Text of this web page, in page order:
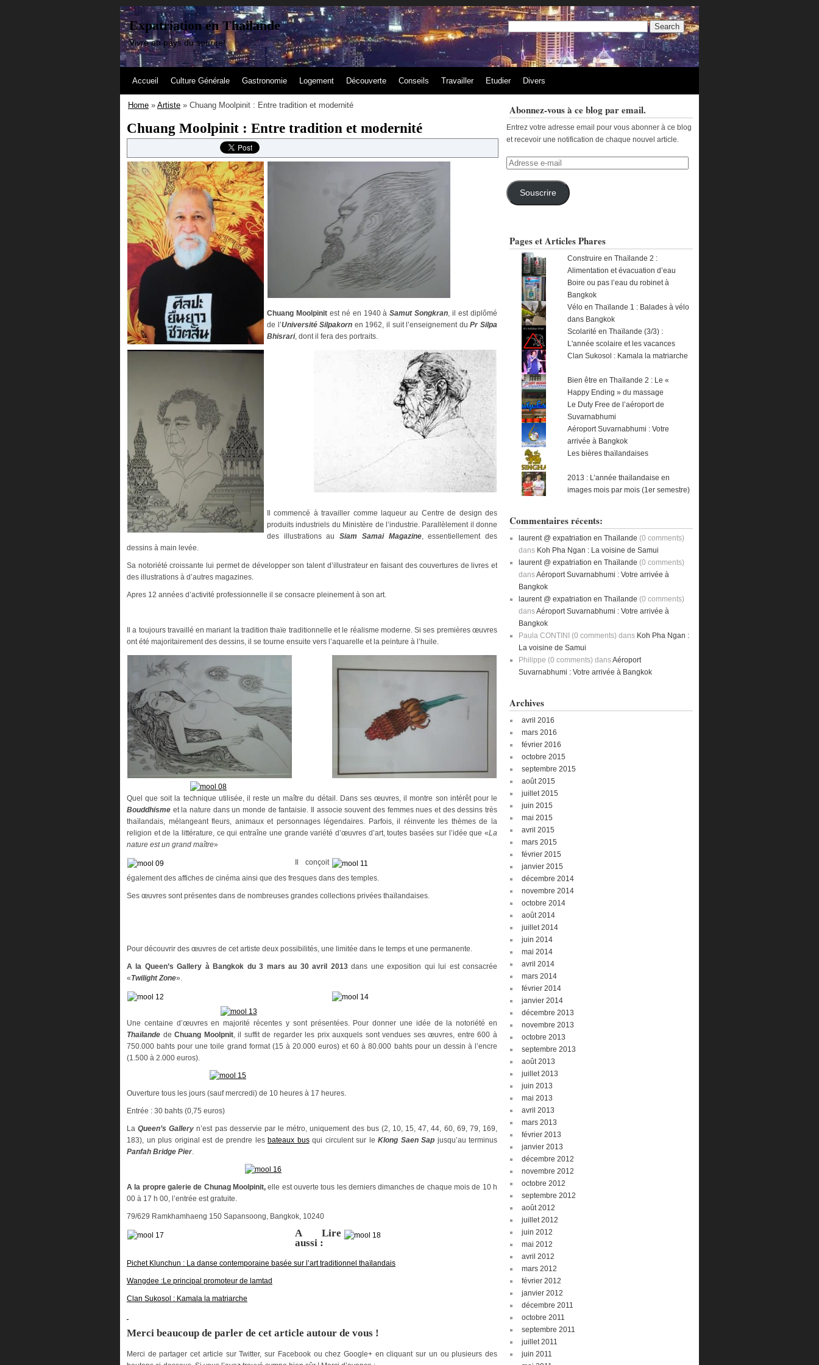
Expatriation en Thailande
Vivre au pays du sourire!
Accueil Culture Générale Gastronomie Logement Découverte Conseils Travailler Etudier Divers
Home » Artiste » Chuang Moolpinit : Entre tradition et modernité
Chuang Moolpinit : Entre tradition et modernité
Chuang Moolpinitest né en 1940 àSamut Songkran, il est diplômé
de l’Université Silpakorn en 1962, il suit l’enseignement duPr Silpa
Bhisrari, dont il fera des portraits.
Il commencé à travailler comme laqueur au Centre de design des
produits industriels du Ministère de l’industrie. Parallèlement il donne
des illustrations auSiam Samai Magazine, essentiellement des
dessins à main levée.
Sa notoriété croissante lui permet de développer son talent d’illustrateur en faisant des couvertures de livres et
des illustrations à d’autres magazines.
Apres 12 années d’activité professionnelle il se consacre pleinement à son art.
Il a toujours travaillé en mariant la tradition thaïe traditionnelle et le réalisme moderne. Si ses premières œuvres
ont été majoritairement des dessins, il se tourne ensuite vers l’aquarelle et la peinture à l’huile.
Quel que soit la technique utilisée, il reste un maître du détail. Dans ses œuvres, il montre son intérêt pour le
Bouddhisme et la nature dans un monde de fantaisie. Il associe souvent des femmes nues et des dessins très
thaïlandais, mélangeant fleurs, animaux et personnages légendaires. Parfois, il réinvente les thèmes de la
religion et de la littérature, ce qui entraîne une grande variété d’œuvres d’art, toutes basées sur l’idée que «La
nature est un grand maître»
Il conçoit
également des affiches de cinéma ainsi que des fresques dans des temples.
Ses œuvres sont présentes dans de nombreuses grandes collections privées thaïlandaises.
Pour découvrir des œuvres de cet artiste deux possibilités, une limitée dans le temps et une permanente.
A la Queen’s Gallery à Bangkok du 3 mars au 30 avril 2013dans une exposition qui lui est consacrée
«Twilight Zone».
Une centaine d’œuvres en majorité récentes y sont présentées. Pour donner une idée de la notoriété en
Thaïlande deChuang Moolpnit, il suffit de regarder les prix auxquels sont vendues ses œuvres, entre 600 à
750.000 bahts pour une toile grand format (15 à 20.000 euros) et 60 à 80.000 bahts pour un dessin à l’encre
(1.500 à 2.000 euros).
Ouverture tous les jours (sauf mercredi) de 10 heures à 17 heures.
Entrée : 30 bahts (0,75 euros)
LaQueen’s Gallery n’est pas desservie par le métro, uniquement des bus (2, 10, 15, 47, 44, 60, 69, 79, 169,
183), un plus original est de prendre les bateaux busqui circulent sur le Klong Saen Sap jusqu’au terminus
Panfah Bridge Pier
A la propre galerie de Chunag Moolpinit,elle est ouverte tous les derniers dimanches de chaque mois de 10 h
00 à 17 h 00, l’entrée est gratuite.
79/629 Ramkhamhaeng 150 Sapansoong, Bangkok, 10240
A Lire
aussi :
Pichet Klunchun : La danse contemporaine basée sur l’art traditionnel thaïlandais
Wangdee :Le principal promoteur de lamtad
Clan Sukosol : Kamala la matriarche
Merci beaucoup de parler de cet article autour de vous !
Merci de partager cet article sur Twitter, sur Facebook ou chez Google+ en cliquant sur un ou plusieurs des
Abonnez-vous à ce blog par email.
Entrez votre adresse email pour vous abonner à ce blog
et recevoir une notification de chaque nouvel article.
Adresse
mail
Souscrire
Pages et Articles Phares
Construire en Thaïlande 2 :
Alimentation et évacuation d’eau
Boire ou pas l’eau du robinet à
Bangkok
Vélo en Thaïlande 1 : Balades à vélo
dans Bangkok
Scolarité en Thaïlande (3/3) :
L'année scolaire et les vacances
Clan Sukosol : Kamala la matriarche
Bien être en Thaïlande 2 : Le «
Happy Ending » du massage
Le Duty Free de l’aéroport de
Suvarnabhumi
Aéroport Suvarnabhumi : Votre
arrivée à Bangkok
Les bières thaïlandaises
2013 : L’année thaïlandaise en
images mois par mois (1er semestre)
Commentaires récents:
laurent @ expatriation en Thaïlande (0 comments)
dans Koh Pha Ngan : La voisine de Samui
laurent @ expatriation en Thaïlande (0 comments)
dansAéroport Suvarnabhumi : Votre arrivée à
Bangkok
laurent @ expatriation en Thaïlande (0 comments)
dansAéroport Suvarnabhumi : Votre arrivée à
Bangkok
Paula CONTINI (0 comments) dans Koh Pha Ngan :
La voisine de Samui
Philippe (0 comments) dansAéroport
Suvarnabhumi : Votre arrivée à Bangkok
Archives
avril 2016
mars 2016
février 2016
octobre 2015
septembre 2015
août 2015
juillet 2015
juin 2015
mai 2015
avril 2015
mars 2015
février 2015
janvier 2015
décembre 2014
novembre 2014
octobre 2014
août 2014
juillet 2014
juin 2014
mai 2014
avril 2014
mars 2014
février 2014
janvier 2014
décembre 2013
novembre 2013
octobre 2013
septembre 2013
août 2013
juillet 2013
juin 2013
mai 2013
avril 2013
mars 2013
février 2013
janvier 2013
décembre 2012
novembre 2012
octobre 2012
septembre 2012
août 2012
juillet 2012
juin 2012
mai 2012
avril 2012
mars 2012
février 2012
janvier 2012
décembre 2011
octobre 2011
septembre 2011
juillet 2011
juin 2011